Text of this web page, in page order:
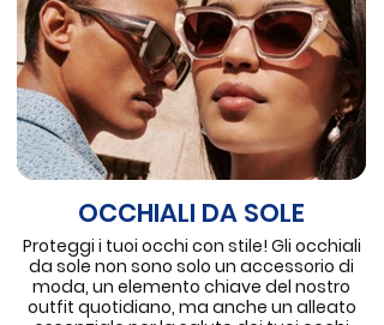
OCCHIALI DA SOLE
Proteggi i tuoi occhi con stile! Gli occhiali
da sole non sono solo un accessorio di
moda, un elemento chiave del nostro
outfit quotidiano, ma anche un alleato